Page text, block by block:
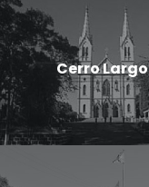
Cerro Largo